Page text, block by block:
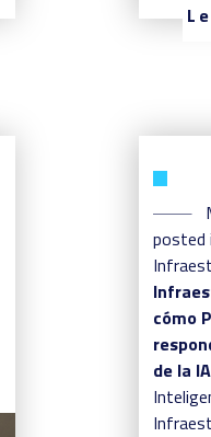
posted
cómo
de la IA